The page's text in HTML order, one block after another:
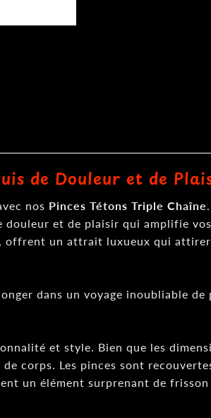
de Douleur et de
nos Pinces Tétons Triple Chaîne
et de plaisir qui amplifie
un attrait luxueux qui
dans un voyage inoubliable
et style. Bien que les
corps. Les pinces sont
un élément surprenant de